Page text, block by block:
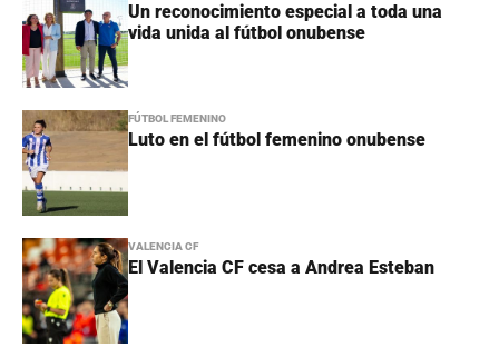
Un reconocimiento especial a toda una
vida unida al fútbol onubense
FÚTBOL FEMENINO
Luto en el fútbol femenino onubense
VALENCIA CF
El Valencia CF cesa a Andrea Esteban